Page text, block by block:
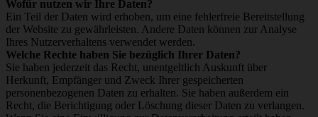
Wofür nutzen wir Ihre Daten?
Ein Teil der Daten wird erhoben, um eine fehlerfreie Bereitstellung
der Website zu gewährleisten. Andere Daten können zur Analyse
Ihres Nutzerverhaltens verwendet werden.
Welche Rechte haben Sie bezüglich Ihrer Daten?
Sie haben jederzeit das Recht, unentgeltlich Auskunft über
Herkunft, Empfänger und Zweck Ihrer gespeicherten
personenbezogenen Daten zu erhalten. Sie haben außerdem ein
Recht, die Berichtigung oder Löschung dieser Daten zu verlangen.